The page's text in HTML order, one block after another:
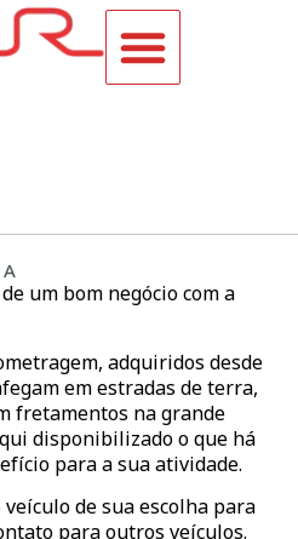
um bom negócio com a
adquiridos desde
em estradas de terra,
fretamentos na grande
disponibilizado o que há
para a sua atividade.
de sua escolha para
para outros veículos.